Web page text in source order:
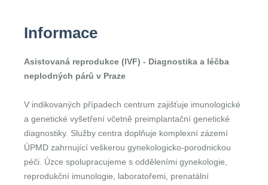
Informace
Asistovaná reprodukce (IVF) - Diagnostika a léčba
neplodných párů v Praze
V indikovaných případech centrum zajišťuje imunologické
a genetické vyšetření včetně preimplantační genetické
diagnostiky. Služby centra doplňuje komplexní zázemí
ÚPMD zahrnující veškerou gynekologicko-porodnickou
péči. Úzce spolupracujeme s odděleními gynekologie,
reprodukční imunologie, laboratořemi, prenatální